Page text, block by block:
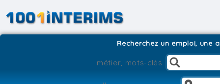
Recherchez un emploi, une